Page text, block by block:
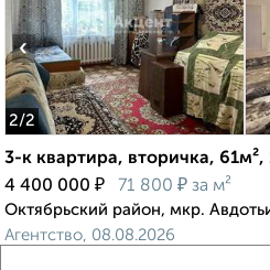
2/2
‹
3-к квартира, вторичка,
4 400 000 ₽ 71 800 ₽ за м²
Октябрьский район, мкр.
Агентство, 08.08.2026